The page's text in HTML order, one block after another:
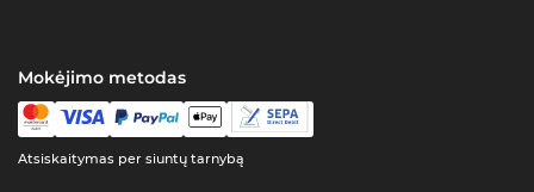
Mokėjimo metodas
Atsiskaitymas per siuntų tarnybą